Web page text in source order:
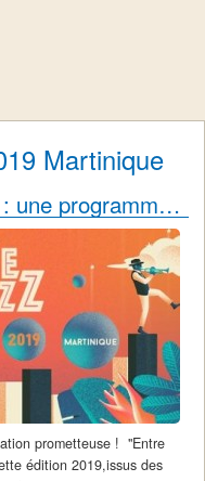
Martinique
Biguine Jazz Festival 2019 : une programmation prometteuse
prometteuse ! "Entre
édition 2019,issus des